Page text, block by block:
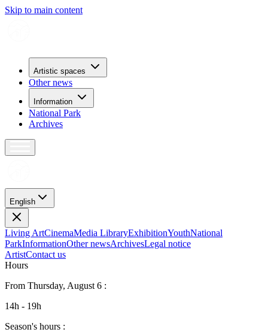
Skip to main content
Artistic spaces
Other news
Information
National Park
Archives
English
Living ArtCinemaMedia LibraryExhibitionYouthNational
ParkInformationOther newsArchivesLegal notice
ArtistContact us
Hours
From Thursday, August 6 :
14h - 19h
Season's hours :